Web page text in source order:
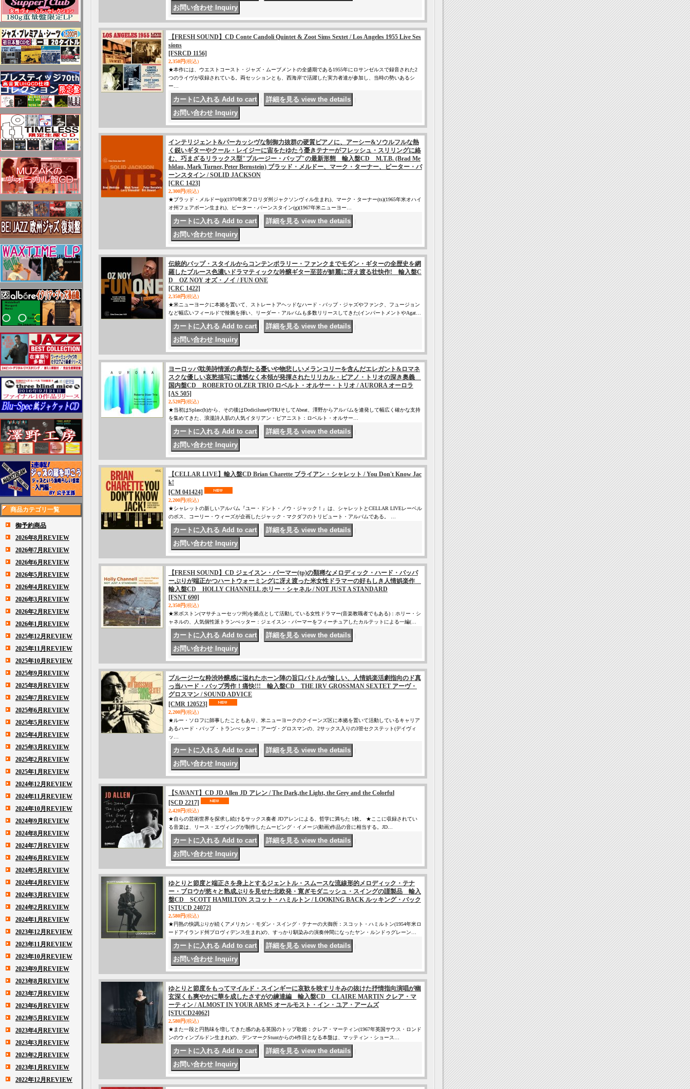
商品カテゴリ一覧
御予約商品
2026年8月REVIEW
2026年7月REVIEW
2026年6月REVIEW
2026年5月REVIEW
2026年4月REVIEW
2026年3月REVIEW
2026年2月REVIEW
2026年1月REVIEW
2025年12月REVIEW
2025年11月REVIEW
2025年10月REVIEW
2025年9月REVIEW
2025年8月REVIEW
2025年7月REVIEW
2025年6月REVIEW
2025年5月REVIEW
2025年4月REVIEW
2025年3月REVIEW
2025年2月REVIEW
2025年1月REVIEW
2024年12月REVIEW
2024年11月REVIEW
2024年10月REVIEW
2024年9月REVIEW
2024年8月REVIEW
2024年7月REVIEW
2024年6月REVIEW
2024年5月REVIEW
2024年4月REVIEW
2024年3月REVIEW
2024年2月REVIEW
2024年1月REVIEW
2023年12月REVIEW
2023年11月REVIEW
2023年10月REVIEW
2023年9月REVIEW
2023年8月REVIEW
2023年7月REVIEW
2023年6月REVIEW
2023年5月REVIEW
2023年4月REVIEW
2023年3月REVIEW
2023年2月REVIEW
2023年1月REVIEW
2022年12月REVIEW
【FRESH SOUND】CD Conte Candoli Quintet & Zoot Sims Sextet / Los Angeles 1955 Live Ses
sions
[FSRCD 1156]
2,350円(税込)
★本作には、ウエストコースト・ジャズ・ムーブメントの全盛期である1955年にロサンゼルスで録音された2
つのライヴが収録されている。両セッションとも、西海岸で活躍した実力者達が参加し、当時の勢いあるシ
ー…
インテリジェント&パーカッシヴな制御力抜群の硬質ピアノに、アーシー&ソウルフルな熱
く鋭いギターやクール・レイジーに宙をたゆたう憂きテナーがフレッシュ・スリリングに絡
む、巧まざるリラックス型"ブルージー・バップ"の最新形態 輸入盤CD M.T.B. (Brad Me
hldau, Mark Turner, Peter Bernstein) ブラッド・メルドー、マーク・ターナー、ピーター・バ
ーンスタイン / SOLID JACKSON
[CRC 1423]
2,300円(税込)
★ブラッド・メルドー(p)(1970年米フロリダ州ジャクソンヴィル生まれ)、マーク・ターナー(ts)(1965年米オハイ
オ州フェアボーン生まれ)、ピーター・バーンスタイン(g)(1967年米ニューヨー…
伝統的バップ・スタイルからコンテンポラリー・ファンクまでモダン・ギターの全歴史を網
羅したブルース色濃いドラマティックな吟醸ギター至芸が鮮麗に冴え渡る壮快作! 輸入盤C
D OZ NOY オズ・ノイ / FUN ONE
[CRC 1422]
2,350円(税込)
★米ニューヨークに本拠を置いて、ストレートアヘッドなハード・バップ・ジャズやファンク、フュージョン
など幅広いフィールドで辣腕を揮い、リーダー・アルバムも多数リリースしてきた(インパートメントやAgat…
ヨーロッパ耽美詩情派の典型たる憂いや物悲しいメランコリーを含んだエレガント&ロマネ
スクな優しい哀愁描写に遺憾なく本領が発揮されたリリカル・ピアノ・トリオの深き奥義
国内盤CD ROBERTO OLZER TRIO ロベルト・オルサー・トリオ / AURORA オーロラ
[AS 505]
2,520円(税込)
★当初はSplasc(h)から、その後はDodiciluneやTRJそしてAbeat、澤野からアルバムを連発して幅広く確かな支持
を集めてきた、浪漫詩人肌の人気イタリアン・ピアニスト：ロベルト・オルサー…
【CELLAR LIVE】輸入盤CD Brian Charette ブライアン・シャレット / You Don't Know Jac
k!
[CM 041424]
2,200円(税込)
★シャレットの新しいアルバム『ユー・ドント・ノウ・ジャック！』は、シャレットとCELLAR LIVEレーベル
のボス、コーリー・ウィーズが企画したジャック・マクダフのトリビュート・アルバムである。 …
【FRESH SOUND】CD ジェイスン・パーマー(tp)の類稀なメロディック・ハード・バッパ
ーぶりが端正かつハートウォーミングに冴え渡った米女性ドラマーの好もしき人情娯楽作
輸入盤CD HOLLY CHANNELL ホリー・シャネル / NOT JUST A STANDARD
[FSNT 690]
2,350円(税込)
★米ボストン(マサチューセッツ州)を拠点として活動している女性ドラマー(音楽教職者でもある)：ホリー・シ
ャネルの、人気個性派トランぺッター：ジェイスン・パーマーをフィーチュアしたカルテットによる一編(…
ブルージーな粋渋吟醸感に溢れたホーン陣の旨口バトルが愉しい、人情娯楽活劇指向のド真
っ当ハード・バップ秀作！痛快!!! 輸入盤CD THE IRV GROSSMAN SEXTET アーヴ・
グロスマン / SOUND ADVICE
[CMR 120523]
2,200円(税込)
★ルー・ソロフに師事したこともあり、米ニューヨークのクイーンズ区に本拠を置いて活動しているキャリア
あるハード・バップ・トランぺッター：アーヴ・グロスマンの、2サックス入りの3管セクステット(デイヴィ
ッ…
【SAVANT】CD JD Allen JD アレン / The Dark,the Light, the Grey and the Colorful
[SCD 2217]
2,420円(税込)
★自らの芸術世界を探求し続けるサックス奏者 JDアレンによる、哲学に満ちた 1枚。 ★ここに収録されてい
る音楽は、リース・エヴィングが制作したムービング・イメージ(動画)作品の音に相当する。JD…
ゆとりと節度と端正さを身上とするジェントル・スムースな流線形的メロディック・テナ
ー・ブロウが悠々と熟成ぶりを見せた北欧発・寛ぎモダニッシュ・スイングの謹製品 輸入
盤CD SCOTT HAMILTON スコット・ハミルトン / LOOKING BACK ルッキング・バック
[STUCD 24072]
2,580円(税込)
★円熟の快調ぶりが続くアメリカン・モダン・スイング・テナーの大御所：スコット・ハミルトン(1954年米ロ
ードアイランド州プロヴィデンス生まれ)の、すっかり馴染みの演奏仲間になったヤン・ルンドゥグレーン…
ゆとりと節度をもってマイルド・スインギーに哀歓を映すリキみの抜けた抒情指向演唱が幽
玄深くも爽やかに華を成したさすがの練達編 輸入盤CD CLAIRE MARTIN クレア・マ
ーティン / ALMOST IN YOUR ARMS オールモスト・イン・ユア・アームズ
[STUCD24062]
2,580円(税込)
★また一段と円熟味を増してきた感のある英国のトップ歌姫：クレア・マーティン(1967年英国サウス・ロンド
ンのウィンブルドン生まれ)の、デンマークStuntからの4作目となる本盤は、マッティン・ショース…